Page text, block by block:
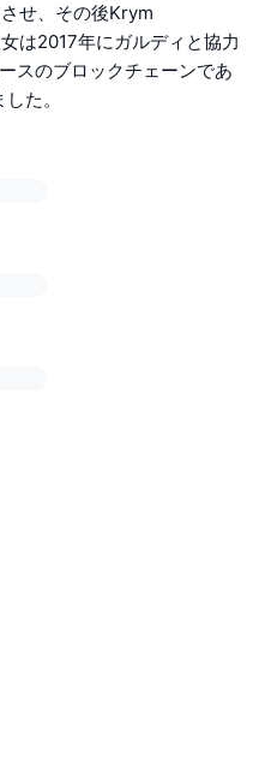
せ、その後Krym
は2017年にガルディと協力
スのブロックチェーンであ
た。